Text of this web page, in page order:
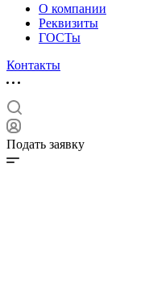
О компании
Реквизиты
ГОСТы
Контакты
Подать заявку